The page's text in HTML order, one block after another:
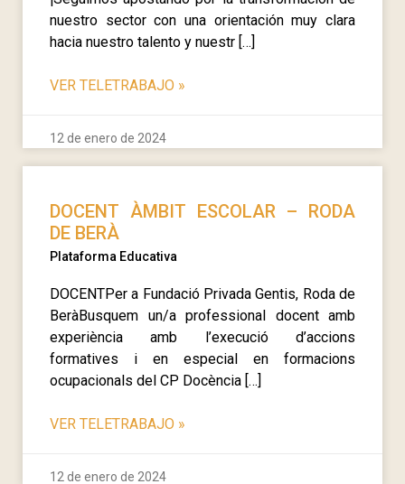
nuestro sector con una orientación muy clara
hacia nuestro talento y nuestr […]
VER TELETRABAJO »
12 de enero de 2024
DOCENT ÀMBIT ESCOLAR – RODA
DE BERÀ
Plataforma Educativa
DOCENTPer a Fundació Privada Gentis, Roda de
BeràBusquem un/a professional docent amb
experiència amb l’execució d’accions
formatives i en especial en formacions
ocupacionals del CP Docència […]
VER TELETRABAJO »
12 de enero de 2024